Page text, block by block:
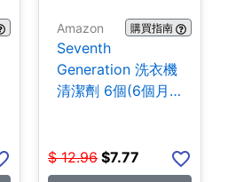
Amazon 購買指南
Seventh
Generation 洗衣機
清潔劑 6個(6個月
$ 12.96 $7.77